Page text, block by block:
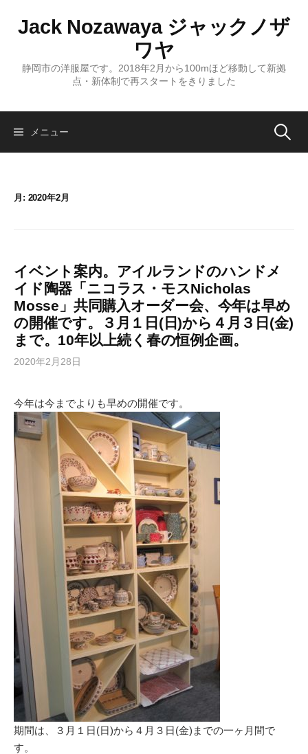
ス
Jack Nozawaya ジャックノザ
ワヤ
静岡市の洋服屋です。2018年2月から100mほど移動して新拠
点・新体制で再スタートをきりました
メニュー 検
月: 2020年2月
イベント案内。アイルランドのハンドメ
イド陶器「ニコラス・モスNicholas
Mosse」共同購入オーダー会、今年は早め
の開催です。３月１日(日)から４月３日(金)
まで。10年以上続く春の恒例企画。
2020年2月28日
今年は今までよりも早めの開催です。
期間は、３月１日(日)から４月３日(金)までの一ヶ月間で
す。